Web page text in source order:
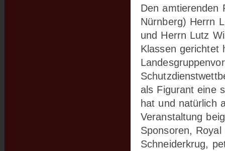
Den amtierenden
Nürnberg) Herrn
und Herrn Lutz
Klassen gerichtet
als Figurant eine
hat und natürlich
Veranstaltung
Sponsoren,
Schneiderkrug,